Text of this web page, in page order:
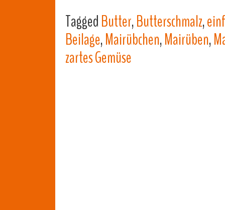
TaggedButter,Butterschmalz,
Beilage,Mairübchen,Mairüben,
zartes Gemüse